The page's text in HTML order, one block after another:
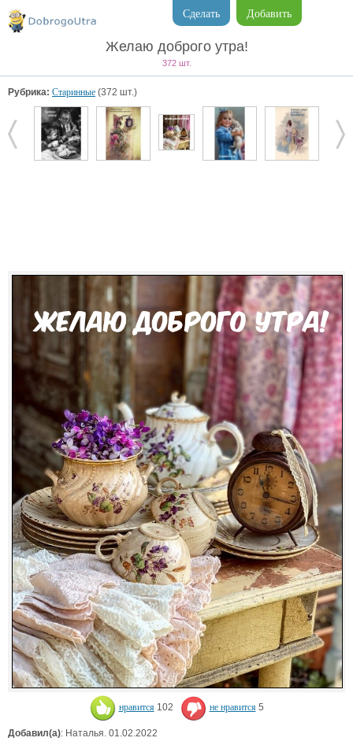
Добавить
Сделать
Желаю доброго утра!
372 шт.
Рубрика: Старинные (372 шт.)
нравится 102 не нравится 5
Добавил(а): Наталья. 01.02.2022